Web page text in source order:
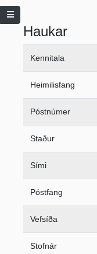
Haukar
Kennitala
Heimilisfang
Póstnúmer
Staður
Sími
Póstfang
Vefsíða
Stofnár